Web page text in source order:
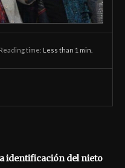
Reading time: Less than 1 min.
identificación del nieto